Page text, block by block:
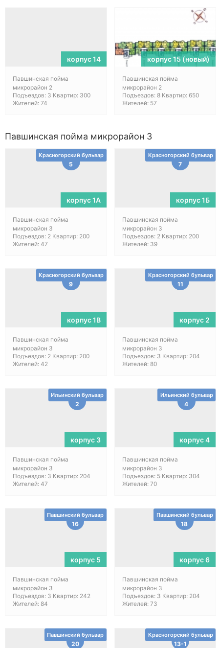
корпус 14
Павшинская пойма
микрорайон 2
Подъездов: 3 Квартир: 300
Жителей: 74
корпус 15 (новый)
Павшинская пойма
микрорайон 2
Подъездов: 8 Квартир: 650
Жителей: 57
Павшинская пойма микрорайон 3
Красногорский бульвар
5
корпус 1А
Павшинская пойма
микрорайон 3
Подъездов: 2 Квартир: 200
Жителей: 47
Красногорский бульвар
7
корпус 1Б
Павшинская пойма
микрорайон 3
Подъездов: 2 Квартир: 200
Жителей: 39
Красногорский бульвар
9
корпус 1В
Павшинская пойма
микрорайон 3
Подъездов: 2 Квартир: 200
Жителей: 42
Красногорский бульвар
11
корпус 2
Павшинская пойма
микрорайон 3
Подъездов: 3 Квартир: 204
Жителей: 80
Ильинский бульвар
2
корпус 3
Павшинская пойма
микрорайон 3
Подъездов: 3 Квартир: 204
Жителей: 47
Ильинский бульвар
4
корпус 4
Павшинская пойма
микрорайон 3
Подъездов: 5 Квартир: 304
Жителей: 70
Павшинский бульвар
16
корпус 5
Павшинская пойма
микрорайон 3
Подъездов: 3 Квартир: 242
Жителей: 84
Павшинский бульвар
18
корпус 6
Павшинская пойма
микрорайон 3
Подъездов: 3 Квартир: 204
Жителей: 73
Павшинский бульвар
20
Красногорский бульвар
13-1